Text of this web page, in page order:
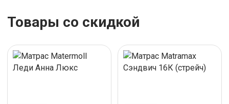
Товары со скидкой